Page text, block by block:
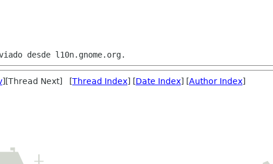
][Thread Next] [Thread Index] [Date Index] [Author Index]